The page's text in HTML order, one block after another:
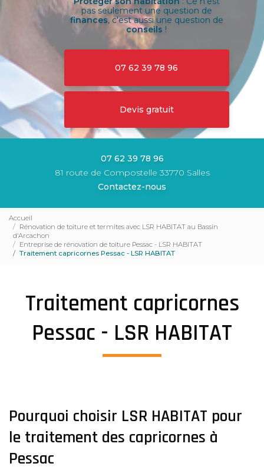
pas seulement une question de
finances, c'est aussi une question de
conseils !
07 62 39 78 96
Devis gratuit
07 62 39 78 96
81 route de Compostelle 33770 Salles
Contactez-nous
Accueil
Rénovation de toiture et termites avec LSR HABITAT au Bassin
d'Arcachon
Entreprise de rénovation de toiture Pessac - LSR HABITAT
Traitement capricornes Pessac - LSR HABITAT
Traitement capricornes
Pessac - LSR HABITAT
Pourquoi choisir LSR HABITAT pour
le traitement des capricornes à
Pessac